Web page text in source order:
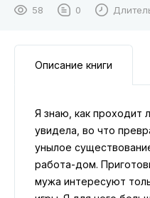
58 0
Описание книги
Я знаю, как проходит
увидела, во что
унылое
работа-дом.
мужа интересуют